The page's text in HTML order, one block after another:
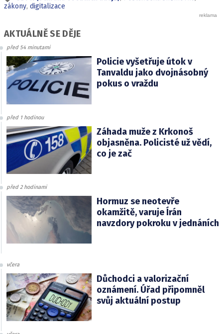
zákony, digitalizace
AKTUÁLNĚ SE DĚJE
před 54 minutami
Policie vyšetřuje útok v
Tanvaldu jako dvojnásobný
pokus o vraždu
před 1 hodinou
Záhada muže z Krkonoš
objasněna. Policisté už vědí,
co je zač
před 2 hodinami
Hormuz se neotevře
okamžitě, varuje Írán
navzdory pokroku v jednáních
včera
Důchodci a valorizační
oznámení. Úřad připomněl
svůj aktuální postup